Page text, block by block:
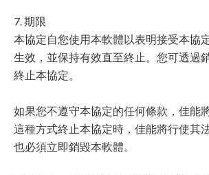
7. 期限
本協定自您使用本軟體以表明接受本協
生效，並保持有效直至終止。您可透過
終止本協定。
如果您不遵守本協定的任何條款，佳能
這種方式終止本協定時，佳能將行使其
也必須立即銷毀本軟體。